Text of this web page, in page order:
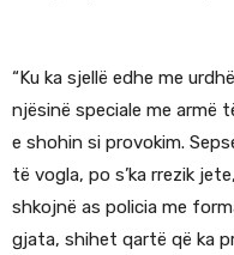
“Ku ka sjellë edhe me
njësinë speciale me armë
e shohin si provokim.
të vogla, po s’ka rrezik
shkojnë as policia me
gjata, shihet qartë që ka